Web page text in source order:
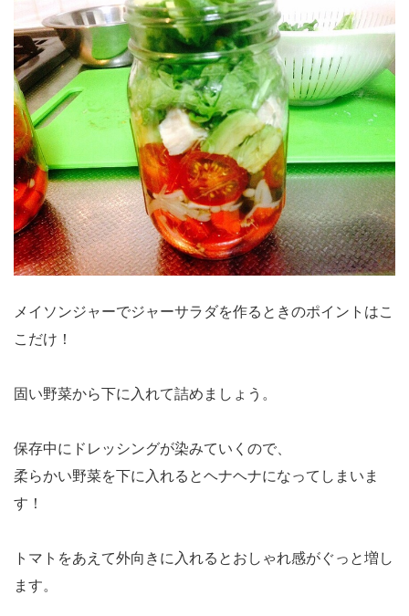
メイソンジャーでジャーサラダを作るときのポイントはこ
こだけ！
固い野菜から下に入れて詰めましょう。
保存中にドレッシングが染みていくので、
柔らかい野菜を下に入れるとヘナヘナになってしまいま
す！
トマトをあえて外向きに入れるとおしゃれ感がぐっと増し
ます。